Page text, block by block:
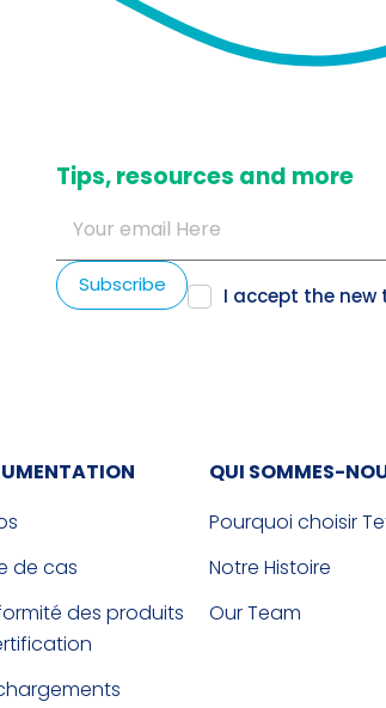
​Tips, resources and more
I accept the new
de cas
des produits
QUI SOMMES-
Pourquoi choisir
Notre Histoire
Our Team